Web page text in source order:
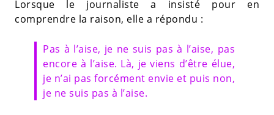
Lorsque le journaliste a insisté pour en
comprendre la raison, elle a répondu :
Pas à l’aise, je ne suis pas à l’aise, pas
encore à l’aise. Là, je viens d’être élue,
je n’ai pas forcément envie et puis non,
je ne suis pas à l’aise.